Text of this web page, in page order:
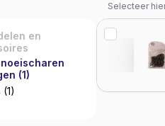
en
(1)
(1)
Selecteer